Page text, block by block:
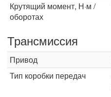
Крутящий момент, Н·м /
оборотах
Трансмиссия
Привод
Тип коробки передач